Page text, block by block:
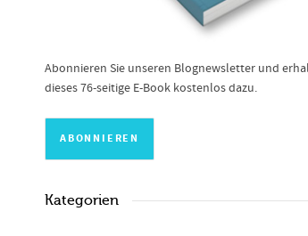
Abonnieren Sie unseren Blognewsletter und
dieses 76-seitige E-Book kostenlos dazu.
Kategorien